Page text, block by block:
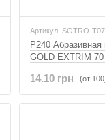
Артикул: SOTRO-
P240
GOLD EXTRIM
14.10 грн (от